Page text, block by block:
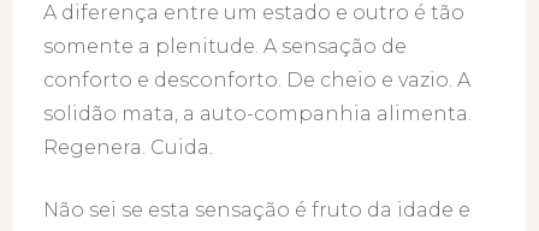
A diferença entre um estado e outro é tão
somente a plenitude. A sensação de
conforto e desconforto. De cheio e vazio. A
solidão mata, a auto-companhia alimenta.
Regenera. Cuida.
Não sei se esta sensação é fruto da idade e